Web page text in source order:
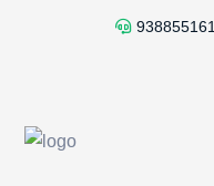
938855161